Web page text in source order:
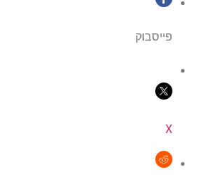
פייסבוק
X